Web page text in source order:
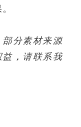
部分素材来源
益，请联系我